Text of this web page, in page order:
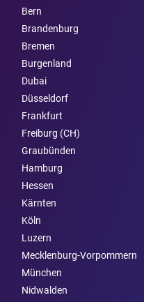
Bern
Brandenburg
Bremen
Burgen­land
Dubai
Düsseldorf
Frankfurt
Freiburg (CH)
Graubünden
Hamburg
Hessen
Kärnten
Köln
Luzern
Mecklenburg-Vorpommern
München
Nidwalden